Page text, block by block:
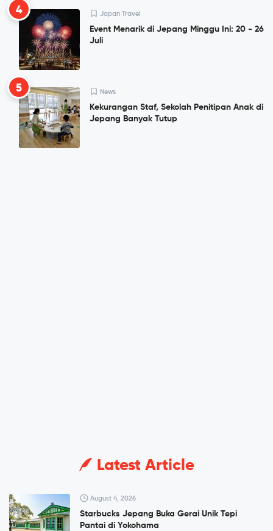
4 Japan Travel
Event Menarik di Jepang Minggu Ini: 20 - 26
Juli
5 News
Kekurangan Staf, Sekolah Penitipan Anak di
Jepang Banyak Tutup
Latest Article
August 4, 2026
Starbucks Jepang Buka Gerai Unik Tepi
Pantai di Yokohama